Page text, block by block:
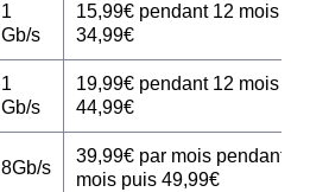
1
Gb/s
15,99€ pendant 12 mois
34,99€
1
Gb/s
19,99€ pendant 12 mois
44,99€
8Gb/s
39,99€ par mois pendant 12
mois puis 49,99€